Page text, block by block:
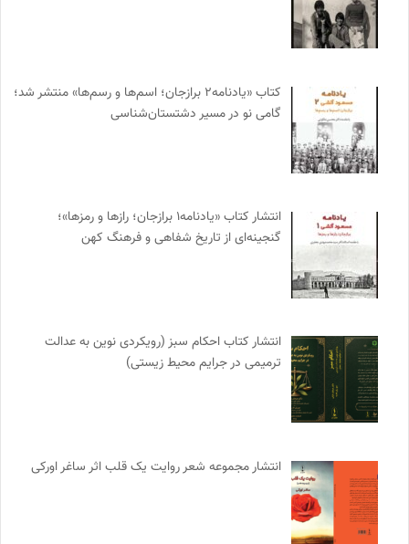
کتاب «یادنامه۲ برازجان؛ اسم‌ها و رسم‌ها» منتشر شد؛
گامی نو در مسیر دشتستان‌شناسی
انتشار کتاب «یادنامه۱ برازجان؛ رازها و رمزها»؛
گنجینه‌ای از تاریخ شفاهی و فرهنگ کهن
انتشار کتاب احکام سبز (رویکردی نوین به عدالت
ترمیمی در جرایم محیط‌ زیستی)
انتشار مجموعه شعر روایت یک قلب اثر ساغر اورکی